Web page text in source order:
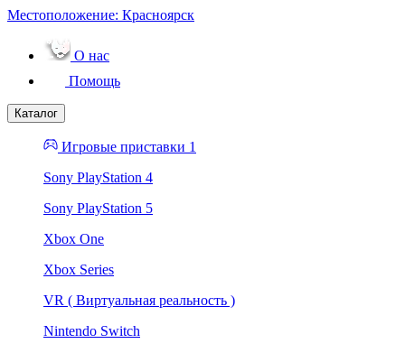
Местоположение: Красноярск
О нас
Помощь
Каталог
Игровые приставки 1
Sony PlayStation 4
Sony PlayStation 5
Xbox One
Xbox Series
VR ( Виртуальная реальность )
Nintendo Switch